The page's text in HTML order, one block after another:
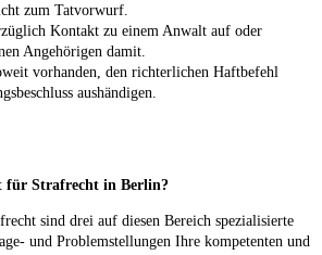
zum Tatvorwurf.
Kontakt zu einem Anwalt auf oder
Angehörigen damit.
vorhanden, den richterlichen Haftbefehl
aushändigen.
für Strafrecht in Berlin?
sind drei auf diesen Bereich spezialisierte
und Problemstellungen Ihre kompetenten und